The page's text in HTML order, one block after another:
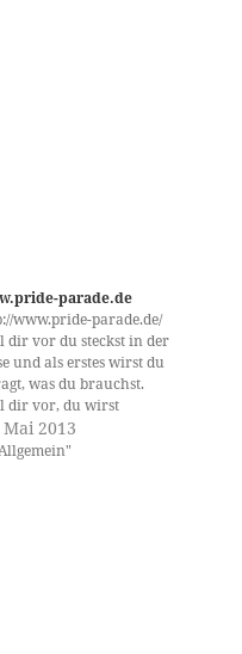
parade.de
www.pride-parade.de/
dir vor du steckst in der
und als erstes wirst du
was du brauchst.
dir vor, du wirst
ohne entmündigt
Stell dir vor du
Mai 2013